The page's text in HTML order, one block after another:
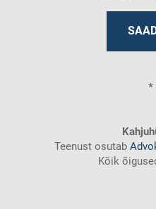
*
Teenust osutab
Kõik